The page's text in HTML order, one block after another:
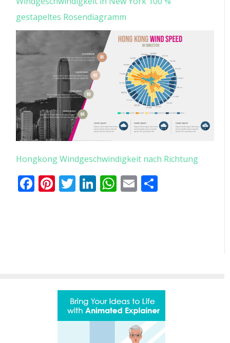
gestapeltes Rosendiagramm
Hongkong Windgeschwindigkeit nach Richtung
Facebook
Pinterest
Twitter
LinkedIn
WhatsApp
Email